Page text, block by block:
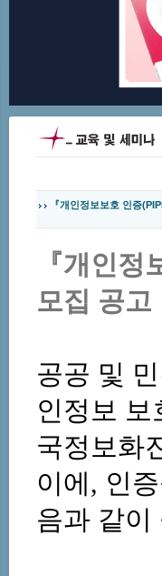
『개인정보보호 인증
『개인정
모집 공고
공공 및
인정보
국정보화
이에, 인
음과 같이